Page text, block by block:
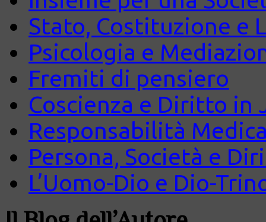
Stato, Costituzione e
Psicologia e
Fremiti di pensiero
Coscienza e Diritto in
Responsabilità
Persona, Società e
L’Uomo-Dio e Dio-